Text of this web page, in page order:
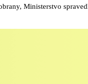
Ministerstvo